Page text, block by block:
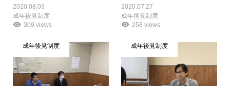
2020.08.03
成年後見制度
309 views
2020.07.27
成年後見制度
258 views
成年後見制度 成年後見制度